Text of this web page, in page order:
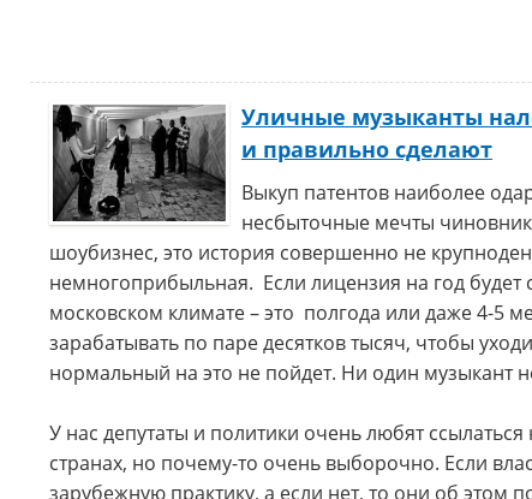
Уличные музыканты
и правильно сделают
Выкуп патентов наиболее
несбыточные мечты
шоубизнес, это история совершенно не
немногоприбыльная. Если лицензия на год будет
московском климате – это полгода или даже 4-5
зарабатывать по паре десятков тысяч, чтобы
нормальный на это не пойдет. Ни один музыкант
У нас депутаты и политики очень любят
странах, но почему-то очень выборочно. Если
зарубежную практику, а если нет, то они об этом